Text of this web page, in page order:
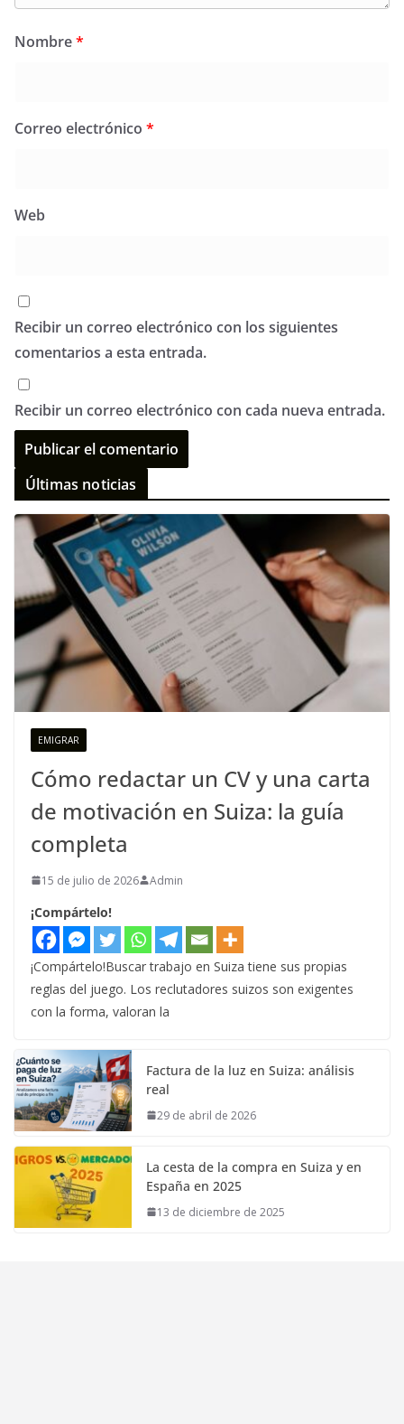
Nombre*
Correo electrónico *
Web
Recibir un correo electrónico con los siguientes
comentarios a esta entrada.
Recibir un correo electrónico con cada nueva entrada.
Últimas noticias
EMIGRAR
Cómo redactar un CV y una carta
de motivación en Suiza: la guía
completa
15 de julio de 2026 Admin
¡Compártelo!
¡Compártelo!Buscar trabajo en Suiza tiene sus propias
reglas del juego. Los reclutadores suizos son exigentes
con la forma, valoran la
Factura de la luz en Suiza: análisis
real
29 de abril de 2026
La cesta de la compra en Suiza y en
España en 2025
13 de diciembre de 2025